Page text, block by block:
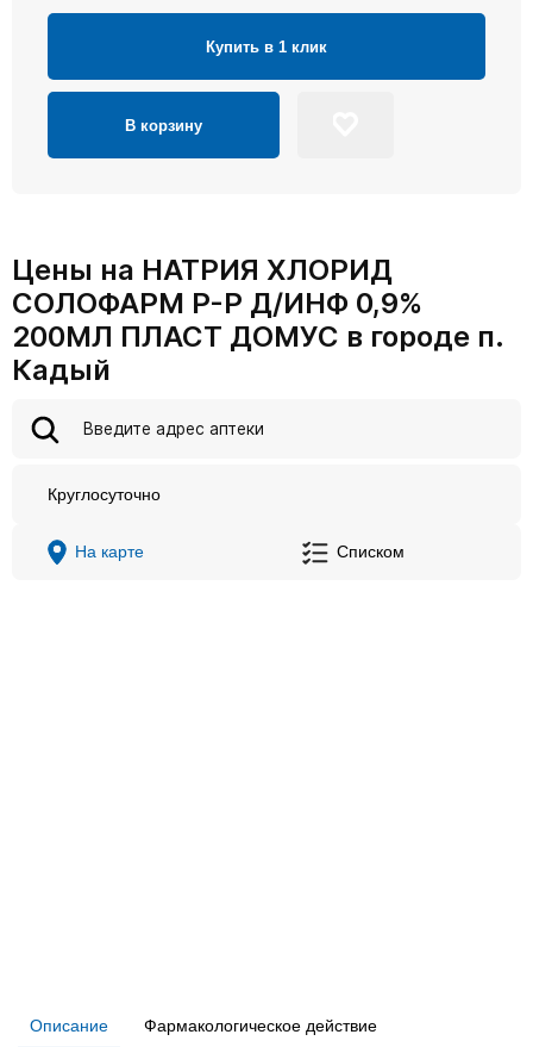
Купить в 1 клик
В корзину
Цены на НАТРИЯ ХЛОРИД
СОЛОФАРМ Р-Р Д/ИНФ 0,9%
200МЛ ПЛАСТ ДОМУС в городе п.
Кадый
Круглосуточно
На карте Списком
Описание Фармакологическое действие